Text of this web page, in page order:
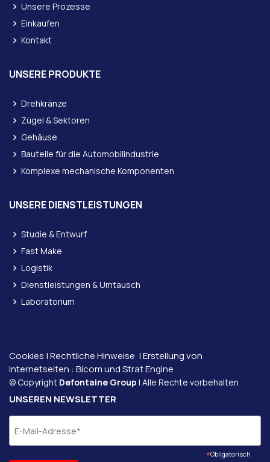
Unsere Prozesse
Einkaufen
Kontakt
UNSERE PRODUKTE
Drehkränze
Zügel & Sektoren
Gehäuse
Bauteile für die Automobilindustrie
Komplexe mechanische Komponenten
UNSERE DIENSTLEISTUNGEN
Studie & Entwurf
Fast Make
Logistik
Dienstleistungen & Umtausch
Laboratorium
Cookies |Rechtliche Hinweise | Erstellung von
Internetseiten : Bicom undStrat Engine
© Copyright Defontaine Group | Alle Rechte vorbehalten
UNSEREN NEWSLETTER
*Obligatorisch